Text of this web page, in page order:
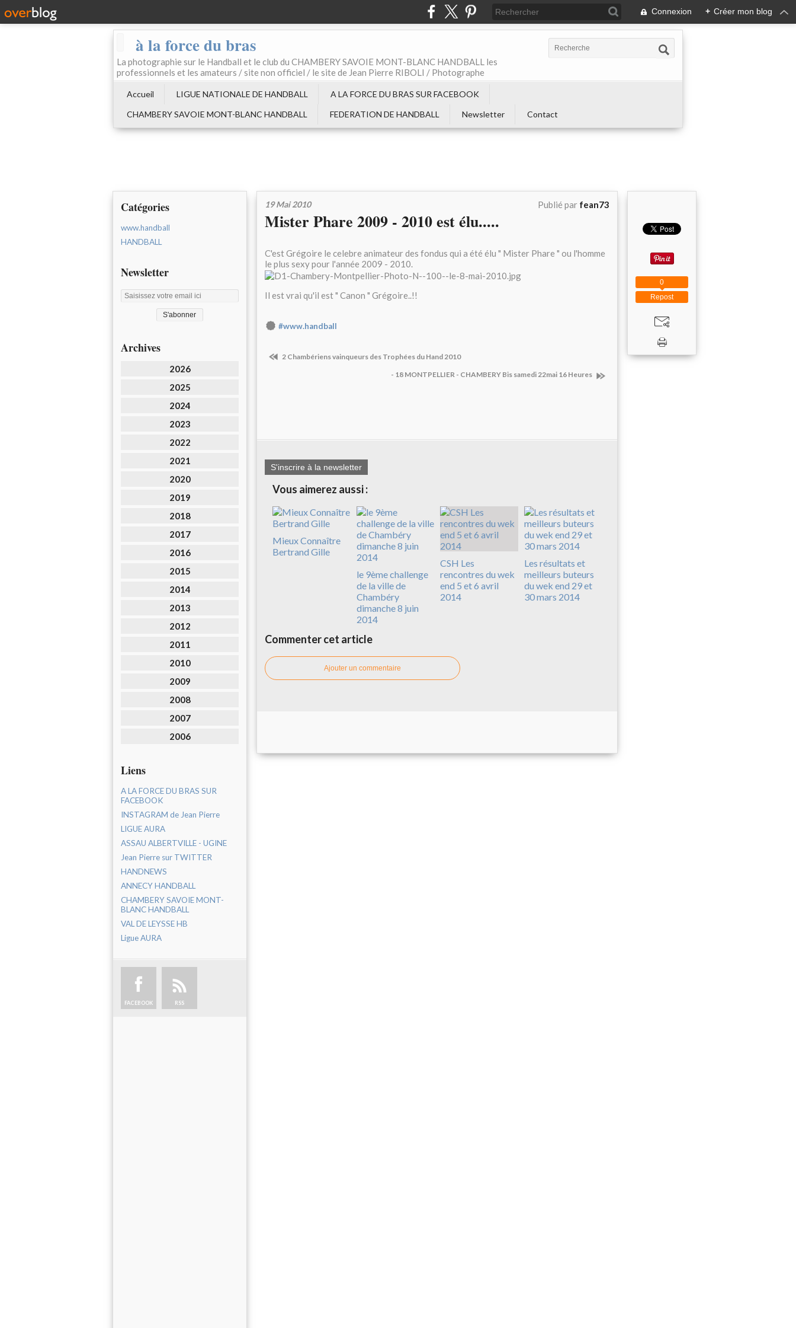
Connexion + Créer mon blog
à la force du bras
La photographie sur le Handball et le club du CHAMBERY SAVOIE MONT-BLANC HANDBALL les
professionnels et les amateurs / site non officiel / le site de Jean Pierre RIBOLI / Photographe
Accueil LIGUE NATIONALE DE HANDBALL
A LA FORCE DU BRAS SUR FACEBOOK
CHAMBERY SAVOIE MONT-BLANC HANDBALL
FEDERATION DE HANDBALL Newsletter Contact
Catégories
www.handball
HANDBALL
Newsletter
Archives
2026
2025
2024
2023
2022
2021
2020
2019
2018
2017
2016
2015
2014
2013
2012
2011
2010
2009
2008
2007
2006
Liens
A LA FORCE DU BRAS SUR
FACEBOOK
INSTAGRAM de Jean Pierre
LIGUE AURA
ASSAU ALBERTVILLE - UGINE
Jean Pierre sur TWITTER
HANDNEWS
ANNECY HANDBALL
CHAMBERY SAVOIE MONT-
BLANC HANDBALL
VAL DE LEYSSE HB
Ligue AURA
FACEBOOK RSS
19 Mai 2010 Publié par fean73
Mister Phare 2009 - 2010 est élu.....
C'est Grégoire le celebre animateur des fondus qui a été élu " Mister Phare " ou l'homme
le plus sexy pour l'année 2009 - 2010.
Il est vrai qu'il est " Canon " Grégoire..!!
#www.handball
2 Chambériens vainqueurs des Trophées du Hand 2010
- 18 MONTPELLIER - CHAMBERY Bis samedi 22mai 16 Heures
S'inscrire à la newsletter
Vous aimerez aussi :
Mieux Connaître
Bertrand Gille
le 9ème challenge
de la ville de
Chambéry
dimanche 8 juin
2014
CSH Les
rencontres du wek
end 5 et 6 avril
2014
Les résultats et
meilleurs buteurs
du wek end 29 et
30 mars 2014
Commenter cet article
Ajouter un commentaire
Repost
0